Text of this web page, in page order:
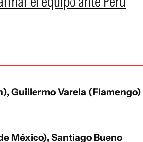
Guillermo Varela (Flamengo)
México), Santiago Bueno